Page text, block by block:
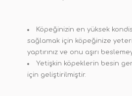
Köpeğinizin en yüksek
sağlamak için köpeğinize
yaptırınız ve onu aşırı
Yetişkin köpeklerin besin
için geliştirilmiştir.